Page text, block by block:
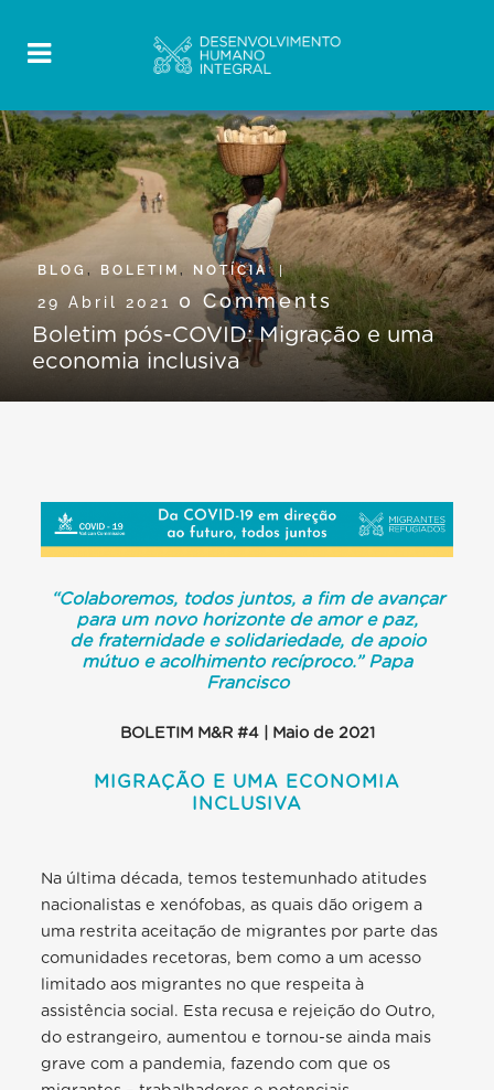
BLOG , BOLETIM , NOTÍCIA
29 Abril 2021 0 Comments
Boletim pós-COVID: Migração e uma
economia inclusiva
“Colaboremos, todos juntos, a fim de avançar
para um novo horizonte de amor e paz,
de fraternidade e solidariedade, de apoio
mútuo e acolhimento recíproco.” Papa
Francisco
BOLETIM M&R #4 | Maio de 2021
MIGRAÇÃO E UMA ECONOMIA
INCLUSIVA
Na última década, temos testemunhado atitudes
nacionalistas e xenófobas, as quais dão origem a
uma restrita aceitação de migrantes por parte das
comunidades recetoras, bem como a um acesso
limitado aos migrantes no que respeita à
assistência social. Esta recusa e rejeição do Outro,
do estrangeiro, aumentou e tornou-se ainda mais
grave com a pandemia, fazendo com que os